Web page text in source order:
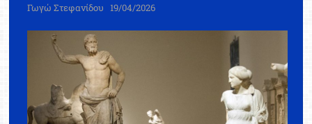
Γωγώ Στεφανίδου 19/04/2026